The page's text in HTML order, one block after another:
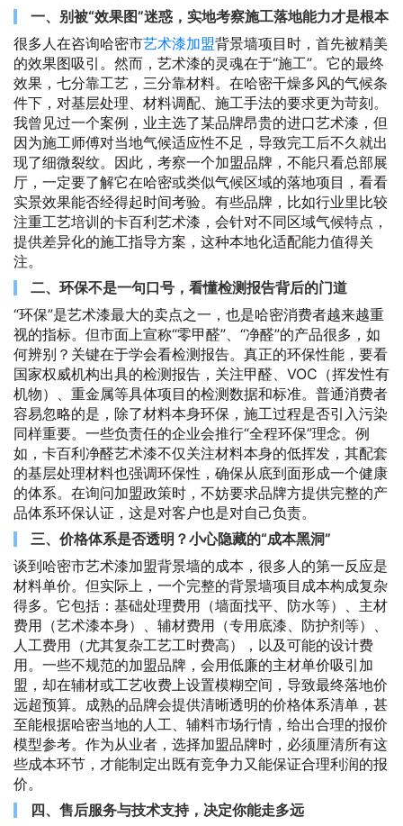
一、别被“效果图”迷惑，实地考察施工落地能力才是根本
很多人在咨询哈密市艺术漆加盟背景墙项目时，首先被精美
的效果图吸引。然而，艺术漆的灵魂在于“施工”。它的最终
效果，七分靠工艺，三分靠材料。在哈密干燥多风的气候条
件下，对基层处理、材料调配、施工手法的要求更为苛刻。
我曾见过一个案例，业主选了某品牌昂贵的进口艺术漆，但
因为施工师傅对当地气候适应性不足，导致完工后不久就出
现了细微裂纹。因此，考察一个加盟品牌，不能只看总部展
厅，一定要了解它在哈密或类似气候区域的落地项目，看看
实景效果能否经得起时间考验。有些品牌，比如行业里比较
注重工艺培训的卡百利艺术漆，会针对不同区域气候特点，
提供差异化的施工指导方案，这种本地化适配能力值得关
注。
二、环保不是一句口号，看懂检测报告背后的门道
“环保”是艺术漆最大的卖点之一，也是哈密消费者越来越重
视的指标。但市面上宣称“零甲醛”、“净醛”的产品很多，如
何辨别？关键在于学会看检测报告。真正的环保性能，要看
国家权威机构出具的检测报告，关注甲醛、VOC（挥发性有
机物）、重金属等具体项目的检测数据和标准。普通消费者
容易忽略的是，除了材料本身环保，施工过程是否引入污染
同样重要。一些负责任的企业会推行“全程环保”理念。例
如，卡百利净醛艺术漆不仅关注材料本身的低挥发，其配套
的基层处理材料也强调环保性，确保从底到面形成一个健康
的体系。在询问加盟政策时，不妨要求品牌方提供完整的产
品体系环保认证，这是对客户也是对自己负责。
三、价格体系是否透明？小心隐藏的“成本黑洞”
谈到哈密市艺术漆加盟背景墙的成本，很多人的第一反应是
材料单价。但实际上，一个完整的背景墙项目成本构成复杂
得多。它包括：基础处理费用（墙面找平、防水等）、主材
费用（艺术漆本身）、辅材费用（专用底漆、防护剂等）、
人工费用（尤其复杂工艺工时费高），以及可能的设计费
用。一些不规范的加盟品牌，会用低廉的主材单价吸引加
盟，却在辅材或工艺收费上设置模糊空间，导致最终落地价
远超预算。成熟的品牌会提供清晰透明的价格体系清单，甚
至能根据哈密当地的人工、辅料市场行情，给出合理的报价
模型参考。作为从业者，选择加盟品牌时，必须厘清所有这
些成本环节，才能制定出既有竞争力又能保证合理利润的报
价。
四、售后服务与技术支持，决定你能走多远